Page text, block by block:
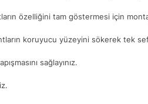
özelliğini tam göstermesi için
koruyucu yüzeyini sökerek tek
sağlayınız.